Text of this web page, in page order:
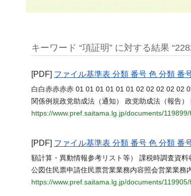
キーワード “項証明” に対する結果
[PDF] ファイル基準表 分類 番号 色 分類
白白赤赤赤赤 01 01 01 01 01 01 02 02 02 02 02
関係例規政党助成法（通知） 政党助成法（報告
https://www.pref.saitama.lg.jp/documents/
[PDF] ファイル基準表 分類 番号 色 分類
額計算・異動情報参考リスト等） 課税時調査資
公図住民票申請住民票営業業務内容照会営業業務
https://www.pref.saitama.lg.jp/documents/